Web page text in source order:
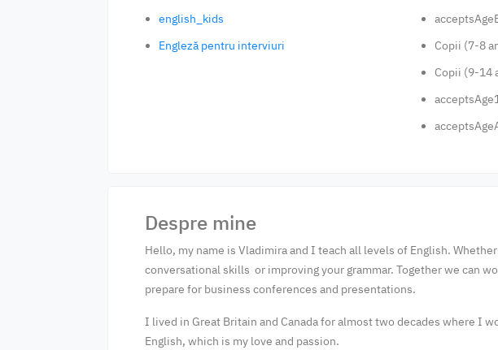
english_kids
Engleză pentru interviuri
Copii (7-8
Copii (9-14
Despre mine
Hello, my name is Vladimira and I teach all levels of English.
conversational skills or improving your grammar. Together we can
prepare for business conferences and presentations.
I lived in Great Britain and Canada for almost two decades where I
English, which is my love and passion.